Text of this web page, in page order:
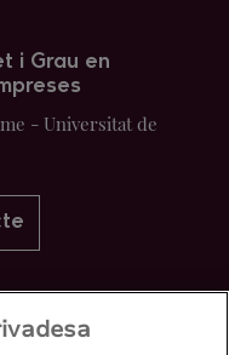
i Grau en
- Universitat de